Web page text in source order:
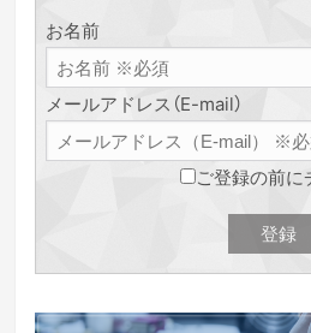
お名前
メールアドレス（E-mail）
ご登録の前に